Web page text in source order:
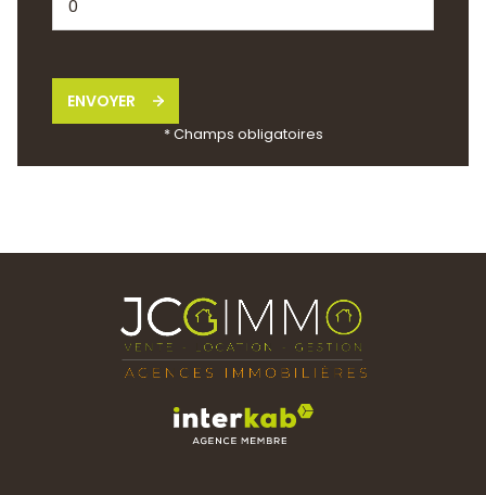
ENVOYER
* Champs obligatoires